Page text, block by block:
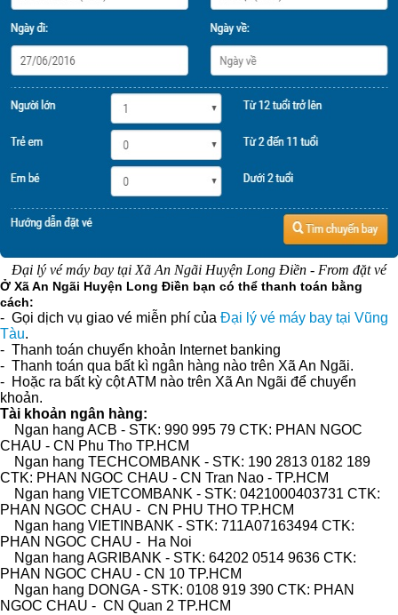
Đại lý vé máy bay tại Xã An Ngãi Huyện Long Điền - From đặt vé
Ở Xã An Ngãi Huyện Long Điền bạn có thể thanh toán bằng
cách:
- Gọi dịch vụ giao vé miễn phí của Đại lý vé máy bay tại Vũng
Tàu.
- Thanh toán chuyển khoản Internet banking
- Thanh toán qua bất kì ngân hàng nào trên Xã An Ngãi.
- Hoặc ra bất kỳ cột ATM nào trên Xã An Ngãi để chuyển
khoản.
Tài khoản ngân hàng:
Ngan hang ACB - STK: 990 995 79 CTK: PHAN NGOC
CHAU - CN Phu Tho TP.HCM
Ngan hang TECHCOMBANK - STK: 190 2813 0182 189
CTK: PHAN NGOC CHAU - CN Tran Nao - TP.HCM
Ngan hang VIETCOMBANK - STK: 0421000403731 CTK:
PHAN NGOC CHAU - CN PHU THO TP.HCM
Ngan hang VIETINBANK - STK: 711A07163494 CTK:
PHAN NGOC CHAU - Ha Noi
Ngan hang AGRIBANK - STK: 64202 0514 9636 CTK:
PHAN NGOC CHAU - CN 10 TP.HCM
Ngan hang DONGA - STK: 0108 919 390 CTK: PHAN
NGOC CHAU - CN Quan 2 TP.HCM